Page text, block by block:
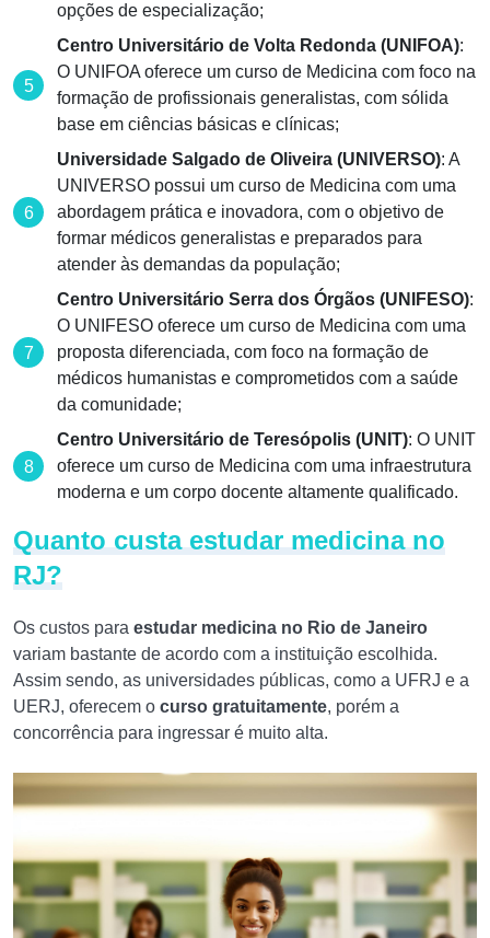
opções de especialização;
Centro Universitário de Volta Redonda (UNIFOA):
O UNIFOA oferece um curso de Medicina com foco na
formação de profissionais generalistas, com sólida
base em ciências básicas e clínicas;
Universidade Salgado de Oliveira (UNIVERSO): A
UNIVERSO possui um curso de Medicina com uma
abordagem prática e inovadora, com o objetivo de
formar médicos generalistas e preparados para
atender às demandas da população;
Centro Universitário Serra dos Órgãos (UNIFESO):
O UNIFESO oferece um curso de Medicina com uma
proposta diferenciada, com foco na formação de
médicos humanistas e comprometidos com a saúde
da comunidade;
Centro Universitário de Teresópolis (UNIT): O UNIT
oferece um curso de Medicina com uma infraestrutura
moderna e um corpo docente altamente qualificado.
Quanto custa estudar medicina no
RJ?
Os custos para estudar medicina no Rio de Janeiro
variam bastante de acordo com a instituição escolhida.
Assim sendo, as universidades públicas, como a UFRJ e a
UERJ, oferecem o curso gratuitamente, porém a
concorrência para ingressar é muito alta.